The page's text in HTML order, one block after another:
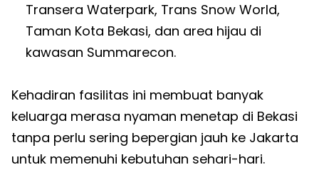
Transera Waterpark, Trans Snow World,
Taman Kota Bekasi, dan area hijau di
kawasan Summarecon.
Kehadiran fasilitas ini membuat banyak
keluarga merasa nyaman menetap di Bekasi
tanpa perlu sering bepergian jauh ke Jakarta
untuk memenuhi kebutuhan sehari-hari.